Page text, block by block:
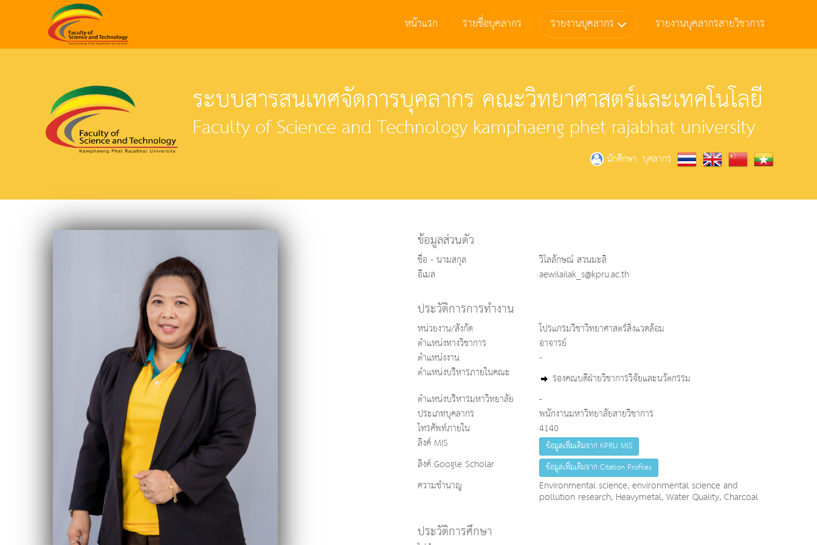
หน้าแรก รายชื่อบุคลากร รายงานบุคลากร รายงานบุคลากรสายวิชาการ
ระบบสารสนเทศจัดการบุคลากร คณะวิทยาศาสตร์และเทคโนโลยี
Faculty of Science and Technology kamphaeng phet rajabhat university
นักศึกษา บุคลากร
ข้อมูลส่วนตัว
ชื่อ - นามสกุล
วิไลลักษณ์ สวนมะลิ
อีเมล
aewilailak_s@kpru.ac.th
ประวัติการการทำงาน
หน่วยงาน/สังกัด
โปรแกรมวิชาวิทยาศาสตร์สิ่งแวดล้อม
ตำแหน่งทางวิชาการ
อาจารย์
ตำแหน่งงาน
-
ตำแหน่งบริหารภายในคณะ
รองคณบดีฝ่ายวิชาการวิจัยและนวัตกรรม
ตำแหน่งบริหารมหาวิทยาลัย
-
ประเภทบุคลากร
พนักงานมหาวิทยาลัยสายวิชาการ
โทรศัพท์ภายใน
4140
ลิงค์ MIS
ข้อมูลเพิ่มเติมจาก KPRU MIS
ลิงค์ Google Scholar ข้อมูลเพิ่มเติมจาก Citation Profiles
ความชำนาญ Environmental science, environmental science and
pollution research, Heavymetal, Water Quality, Charcoal
ประวัติการศึกษา